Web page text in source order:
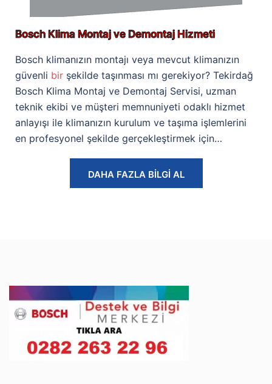
Bosch Klima Montaj ve Demontaj Hizmeti
Bosch klimanızın montajı veya mevcut klimanızın
güvenli bir şekilde taşınması mı gerekiyor? Tekirdağ
Bosch Klima Montaj ve Demontaj Servisi, uzman
teknik ekibi ve müşteri memnuniyeti odaklı hizmet
anlayışı ile klimanızın kurulum ve taşıma işlemlerini
en profesyonel şekilde gerçekleştirmek için…
DAHA FAZLA BİLGİ AL